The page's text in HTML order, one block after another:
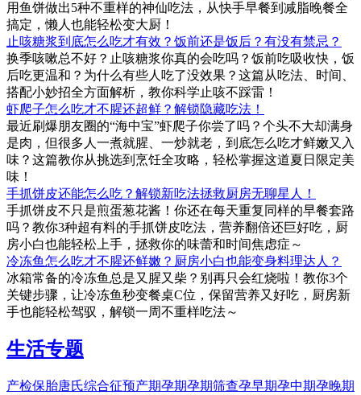
用鱼饼做出5种不重样的神仙吃法，从快手早餐到减脂晚餐全
搞定，懒人也能轻松变大厨！
止咳糖浆到底怎么吃才有效？饭前还是饭后？有没有禁忌？
换季咳嗽总不好？止咳糖浆你真的会吃吗？饭前吃吸收快，饭
后吃更温和？为什么有些人吃了没效果？这篇从吃法、时间、
搭配小妙招全方面解析，教你科学止咳不踩雷！
虾爬子怎么吃才不腥还超鲜？解锁隐藏吃法！
最近刷爆朋友圈的“海中宝”虾爬子你尝了吗？个头不大却满身
是肉，但很多人一煮就腥、一炒就老，到底怎么吃才鲜嫩又入
味？这篇教你从挑选到烹饪全攻略，轻松掌握这道夏日限定美
味！
手抓饼皮还能怎么吃？解锁新吃法拯救厨房无聊星人！
手抓饼皮不只是煎蛋葱花酱！你还在每天重复同样的早餐套路
吗？教你3种超有料的手抓饼皮吃法，营养翻倍还巨好吃，厨
房小白也能轻松上手，拯救你的味蕾和时间焦虑症～
冷冻鱼怎么吃才不腥还鲜嫩？厨房小白也能变身料理达人？
冰箱常备的冷冻鱼总是又腥又柴？别再只会红烧啦！教你3个
关键步骤，让冷冻鱼秒变餐桌C位，保留营养又好吃，厨房新
手也能轻松驾驭，解锁一周不重样吃法～
生活专题
产检保胎唐氏综合征预产期孕期孕期筛查孕早期孕中期孕晚期